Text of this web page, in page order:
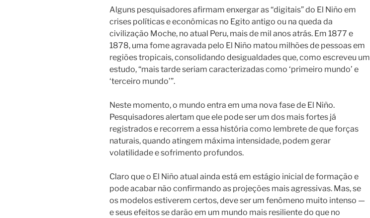
Alguns pesquisadores afirmam enxergar as “digitais” do El Niño em
crises políticas e econômicas no Egito antigo ou na queda da
civilização Moche, no atual Peru, mais de mil anos atrás. Em 1877 e
1878, uma fome agravada pelo El Niño matou milhões de pessoas em
regiões tropicais, consolidando desigualdades que, como escreveu um
estudo, “mais tarde seriam caracterizadas como ‘primeiro mundo’ e
‘terceiro mundo’”.
Neste momento, o mundo entra em uma nova fase de El Niño.
Pesquisadores alertam que ele pode ser um dos mais fortes já
registrados e recorrem a essa história como lembrete de que forças
naturais, quando atingem máxima intensidade, podem gerar
volatilidade e sofrimento profundos.
Claro que o El Niño atual ainda está em estágio inicial de formação e
pode acabar não confirmando as projeções mais agressivas. Mas, se
os modelos estiverem certos, deve ser um fenômeno muito intenso —
e seus efeitos se darão em um mundo mais resiliente do que no